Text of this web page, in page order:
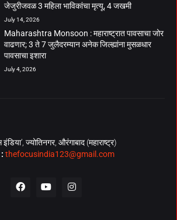
जेजुरीजवळ 3 महिला भाविकांचा मृत्यू, 4 जखमी
July 14, 2026
Maharashtra Monsoon : महाराष्ट्रात पावसाचा जोर
वाढणार; 3 ते 7 जुलैदरम्यान अनेक जिल्ह्यांना मुसळधार
पावसाचा इशारा
July 4, 2026
ज्योतिनगर, औरंगाबाद (महाराष्ट्र)
thefocusindia123@gmail.com